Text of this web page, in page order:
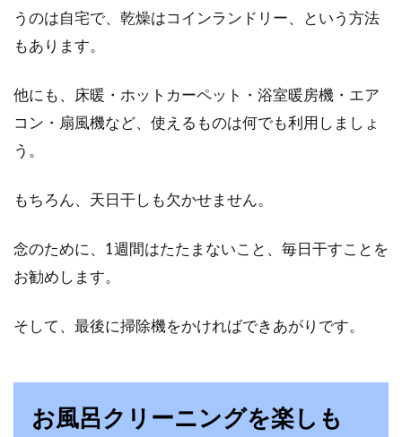
うのは自宅で、乾燥はコインランドリー、という方法
もあります。
他にも、床暖・ホットカーペット・浴室暖房機・エア
コン・扇風機など、使えるものは何でも利用しましょ
う。
もちろん、天日干しも欠かせません。
念のために、1週間はたたまないこと、毎日干すことを
お勧めします。
そして、最後に掃除機をかければできあがりです。
お風呂クリーニングを楽しも